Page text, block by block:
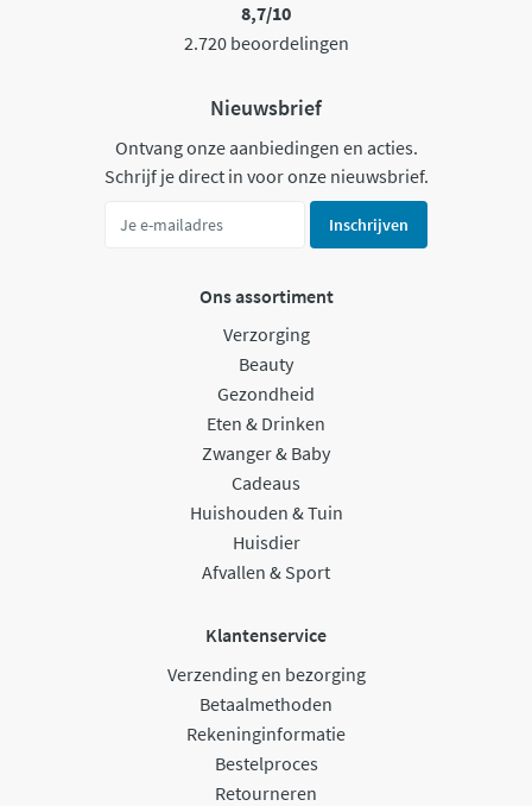
8,7/10
2.720 beoordelingen
Nieuwsbrief
Ontvang onze aanbiedingen en acties.
Schrijf je direct in voor onze nieuwsbrief.
Inschrijven
Ons assortiment
Verzorging
Beauty
Gezondheid
Eten & Drinken
Zwanger & Baby
Cadeaus
Huishouden & Tuin
Huisdier
Afvallen & Sport
Klantenservice
Verzending en bezorging
Betaalmethoden
Rekeninginformatie
Bestelproces
Retourneren